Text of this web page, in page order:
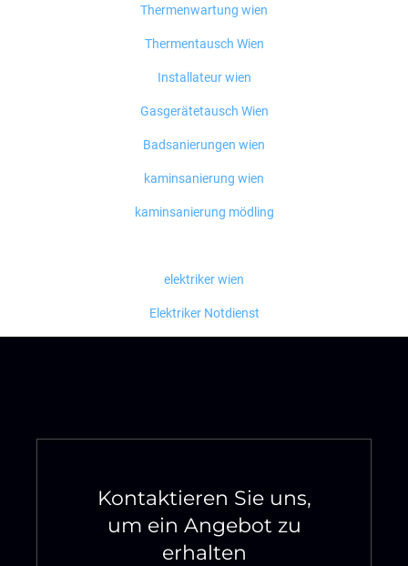
Thermenwartung wien
Thermentausch Wien
Installateur wien
Gasgerätetausch Wien
Badsanierungen wien
kaminsanierung wien
kaminsanierung mödling
elektriker wien
Elektriker Notdienst
Kontaktieren Sie uns,
um ein Angebot zu
erhalten